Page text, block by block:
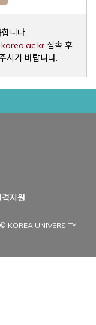
니다.
Opens a
접속 후
시기 바랍니다.
지원
KOREA UNIVERSITY